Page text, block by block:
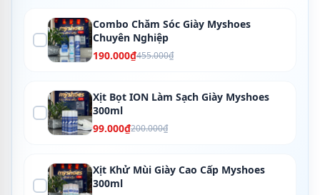
Combo Chăm Sóc Giày Myshoes
Chuyên Nghiệp
190.000₫455.000₫
Xịt Bọt ION Làm Sạch Giày Myshoes
300ml
99.000₫200.000₫
Xịt Khử Mùi Giày Cao Cấp Myshoes
300ml